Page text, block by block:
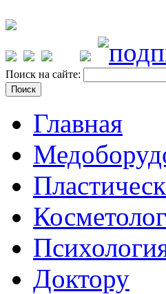
Поиск на сайте:
Главная
Доктору